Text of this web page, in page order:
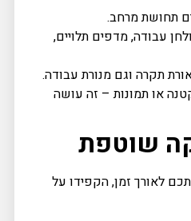
תחושת מרחב.
עבודה, מדפים תלויים,
תקרה וגם מנורת עבודה.
או תמונות – זה עושה
לאורך זמן, הקפידו על